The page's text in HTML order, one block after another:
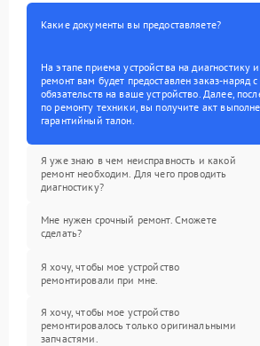
Какие документы вы предоставляете?
На этапе приема устройства на диагностику
ремонт вам будет предоставлен заказ-наряд
обязательств на ваше устройство. Далее,
по ремонту техники, вы получите акт
гарантийный талон.
Я уже знаю в чем неисправность и какой
ремонт необходим. Для чего проводить
диагностику?
Мне нужен срочный ремонт. Сможете
сделать?
Я хочу, чтобы мое устройство
ремонтировали при мне.
Я хочу, чтобы мое устройство
ремонтировалось только оригинальными
запчастями.